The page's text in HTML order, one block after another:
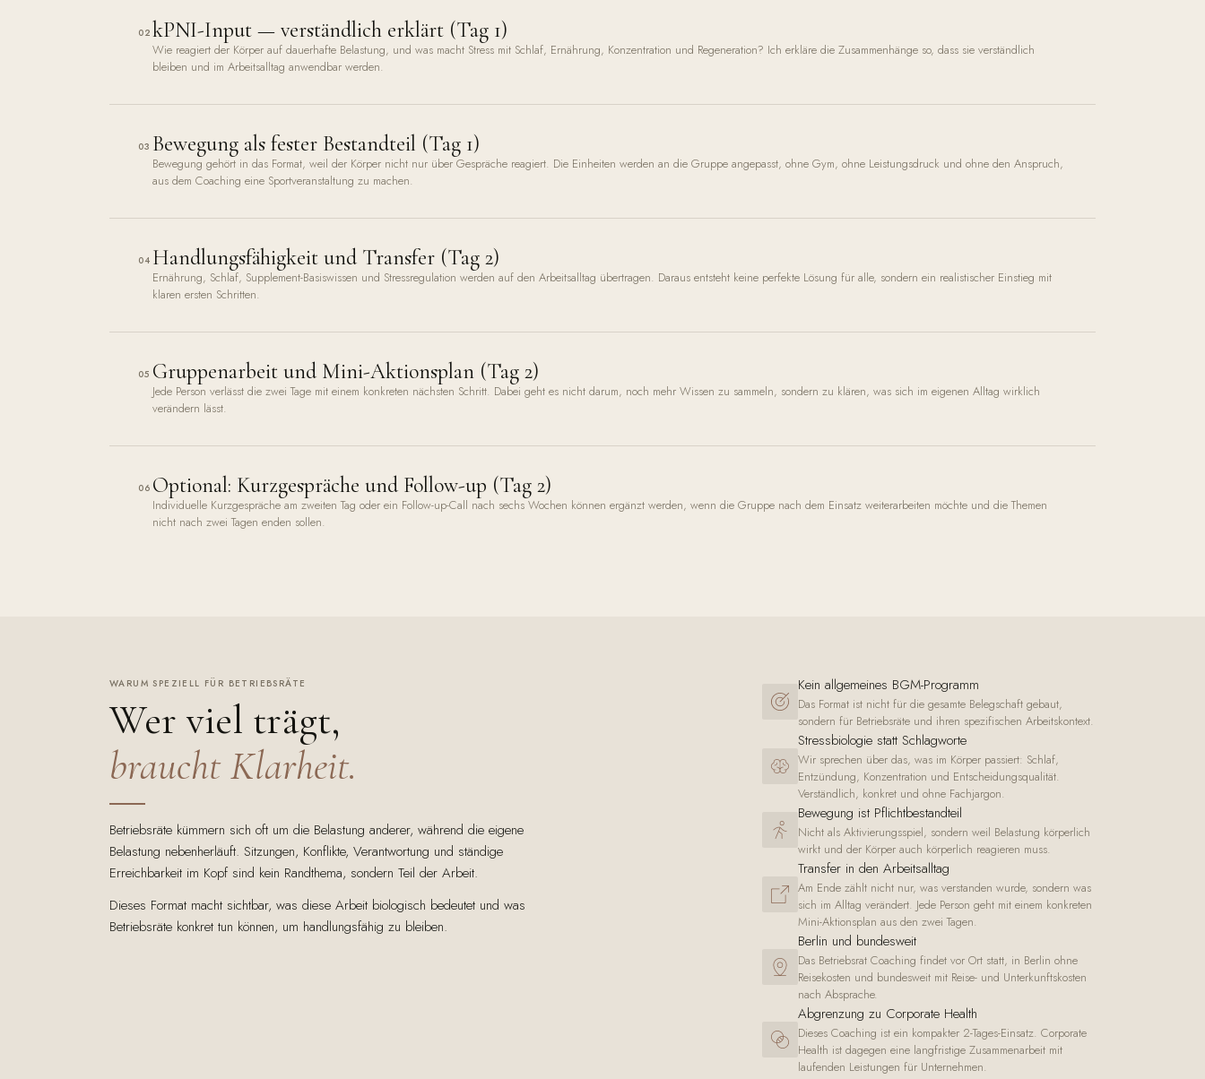
02 kPNI-Input — verständlich erklärt (Tag 1)
Wie reagiert der Körper auf dauerhafte Belastung, und was macht Stress mit Schlaf, Ernährung, Konzentration und Regeneration? Ich erkläre die Zusammenhänge so, dass sie verständlich
bleiben und im Arbeitsalltag anwendbar werden.
03 Bewegung als fester Bestandteil (Tag 1)
Bewegung gehört in das Format, weil der Körper nicht nur über Gespräche reagiert. Die Einheiten werden an die Gruppe angepasst, ohne Gym, ohne Leistungsdruck und ohne den Anspruch,
aus dem Coaching eine Sportveranstaltung zu machen.
04 Handlungsfähigkeit und Transfer (Tag 2)
Ernährung, Schlaf, Supplement-Basiswissen und Stressregulation werden auf den Arbeitsalltag übertragen. Daraus entsteht keine perfekte Lösung für alle, sondern ein realistischer Einstieg mit
klaren ersten Schritten.
05 Gruppenarbeit und Mini-Aktionsplan (Tag 2)
Jede Person verlässt die zwei Tage mit einem konkreten nächsten Schritt. Dabei geht es nicht darum, noch mehr Wissen zu sammeln, sondern zu klären, was sich im eigenen Alltag wirklich
verändern lässt.
06 Optional: Kurzgespräche und Follow-up (Tag 2)
Individuelle Kurzgespräche am zweiten Tag oder ein Follow-up-Call nach sechs Wochen können ergänzt werden, wenn die Gruppe nach dem Einsatz weiterarbeiten möchte und die Themen
nicht nach zwei Tagen enden sollen.
WARUM SPEZIELL FÜR BETRIEBSRÄTE
Wer viel trägt,
braucht Klarheit.
Betriebsräte kümmern sich oft um die Belastung anderer, während die eigene
Belastung nebenherläuft. Sitzungen, Konflikte, Verantwortung und ständige
Erreichbarkeit im Kopf sind kein Randthema, sondern Teil der Arbeit.
Dieses Format macht sichtbar, was diese Arbeit biologisch bedeutet und was
Betriebsräte konkret tun können, um handlungsfähig zu bleiben.
Kein allgemeines BGM-Programm
Das Format ist nicht für die gesamte Belegschaft gebaut,
sondern für Betriebsräte und ihren spezifischen Arbeitskontext.
Stressbiologie statt Schlagworte
Wir sprechen über das, was im Körper passiert: Schlaf,
Entzündung, Konzentration und Entscheidungsqualität.
Verständlich, konkret und ohne Fachjargon.
Bewegung ist Pflichtbestandteil
Nicht als Aktivierungsspiel, sondern weil Belastung körperlich
wirkt und der Körper auch körperlich reagieren muss.
Transfer in den Arbeitsalltag
Am Ende zählt nicht nur, was verstanden wurde, sondern was
sich im Alltag verändert. Jede Person geht mit einem konkreten
Mini-Aktionsplan aus den zwei Tagen.
Berlin und bundesweit
Das Betriebsrat Coaching findet vor Ort statt, in Berlin ohne
Reisekosten und bundesweit mit Reise- und Unterkunftskosten
nach Absprache.
Abgrenzung zu Corporate Health
Dieses Coaching ist ein kompakter 2-Tages-Einsatz. Corporate
Health ist dagegen eine langfristige Zusammenarbeit mit
laufenden Leistungen für Unternehmen.